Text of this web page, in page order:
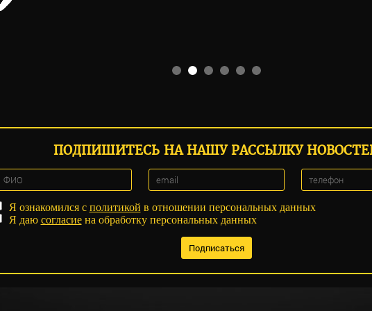
ПОДПИШИТЕСЬ НА НАШУ РАССЫЛКУ
Я ознакомился с политикой в отношении персональных данных
Я даю согласиена обработку персональных данных